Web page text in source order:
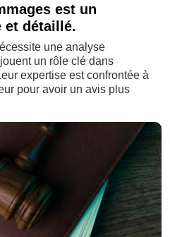
est un
et détaillé.
une analyse
un rôle clé dans
expertise est confrontée à
pour avoir un avis plus